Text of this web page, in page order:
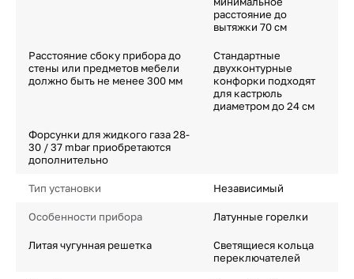
расстояние до
вытяжки 70 см
Расстояние сбоку прибора до
стены или предметов мебели
должно быть не менее 300 мм
Стандартные
двухконтурные
конфорки подходят
для кастрюль
диаметром до 24 см
Форсунки для жидкого газа 28-
30 / 37 mbar приобретаются
дополнительно
Тип установки Независимый
Особенности прибора Латунные горелки
Литая чугунная решетка
Светящиеся кольца
переключателей